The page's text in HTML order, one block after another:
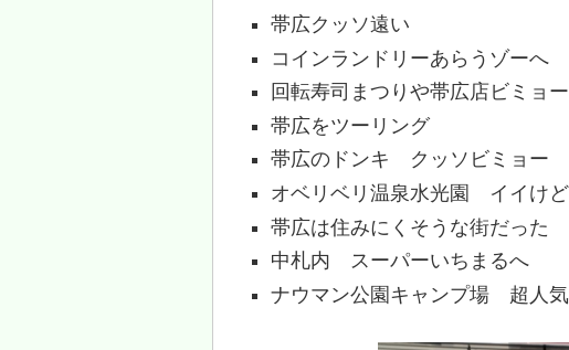
帯広クッソ遠い
コインランドリーあらうゾーへ
回転寿司まつりや帯広店ビミョー
帯広をツーリング
帯広のドンキ クッソビミョー
オベリベリ温泉水光園 イイけど
帯広は住みにくそうな街だった
中札内 スーパーいちまるへ
ナウマン公園キャンプ場 超人気